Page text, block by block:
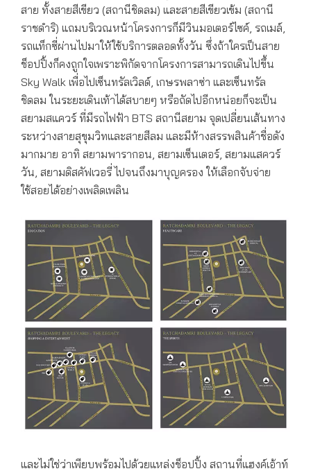
สาย ทั้งสายสีเขียว (สถานีชิดลม) และสายสีเขียวเข้ม (สถานี
ราชดำริ) แถมบริเวณหน้าโครงการก็มีวินมอเตอร์ไซค์, รถเมล์,
รถแท็กซี่ผ่านไปมาให้ใช้บริการตลอดทั้งวัน ซึ่งถ้าใครเป็นสาย
ช็อปปิ้งก็คงถูกใจเพราะพิกัดจากโครงการสามารถเดินไปขึ้น
Sky Walk เพื่อไปเซ็นทรัลเวิลด์, เกษรพลาซ่า และเซ็นทรัล
ชิดลม ในระยะเดินเท้าได้สบายๆ หรือถัดไปอีกหน่อยก็จะเป็น
สยามสแควร์ ที่มีรถไฟฟ้า BTS สถานีสยาม จุดเปลี่ยนเส้นทาง
ระหว่างสายสุขุมวิทและสายสีลม และมีห้างสรรพสินค้าชื่อดัง
มากมาย อาทิ สยามพารากอน, สยามเซ็นเตอร์, สยามแสควร์
วัน, สยามดิสคัฟเวอรี่ ไปจนถึงมาบุญครอง ให้เลือกจับจ่าย
ใช้สอยได้อย่างเพลิดเพลิน
และไม่ใช่ว่าเพียบพร้อมไปด้วยแหล่งช็อปปิ้ง สถานที่แฮงค์เอ้าท์